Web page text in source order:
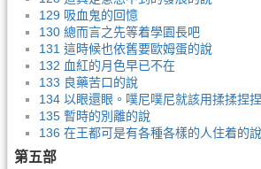
129 吸血鬼的回憶
130 總而言之先等着學園長吧
131 這時候也依舊要歐姆蛋的說
132 血紅的月色早已不在
133 良藥苦口的說
134 以眼還眼。噗尼噗尼就該用揉揉捏
135 暫時的別離的說
136 在王都可是有各種各樣的人住着的說
第五部